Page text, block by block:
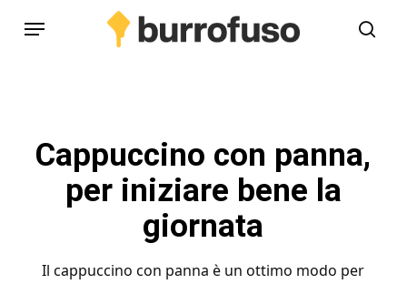
Menu
Cappuccino con panna,
per iniziare bene la
giornata
Il cappuccino con panna è un ottimo modo per